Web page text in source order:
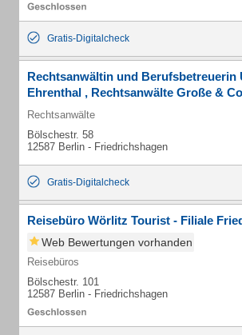
Gratis-Digitalcheck
Rechtsanwältin und Berufsbetreuerin
Ehrenthal , Rechtsanwälte Große &
Rechtsanwälte
Bölschestr. 58
12587 Berlin - Friedrichshagen
Gratis-Digitalcheck
Reisebüro Wörlitz Tourist - Filiale
Web Bewertungen vorhanden
Reisebüros
Bölschestr. 101
12587 Berlin - Friedrichshagen